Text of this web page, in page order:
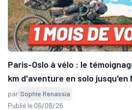
Paris-Oslo à vélo : le
km d'aventure en solo jusqu'en
par Sophie Renassia
Publié le 06/08/26